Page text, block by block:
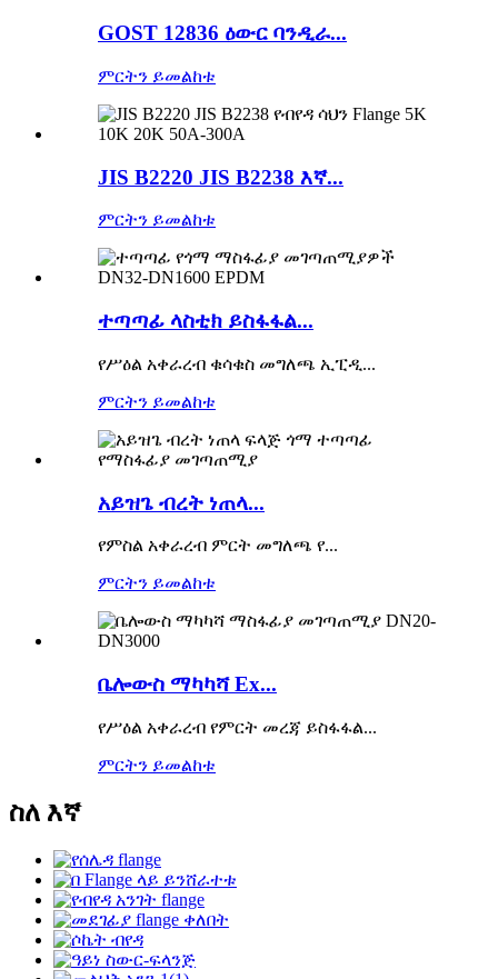
GOST 12836 ዕውር ባንዲራ...
ምርትን ይመልከቱ
JIS B2220 JIS B2238 እኛ...
ምርትን ይመልከቱ
ተጣጣፊ ላስቲክ ይስፋፋል...
የሥዕል አቀራረብ ቁሳቁስ መግለጫ ኢፒዲ...
ምርትን ይመልከቱ
አይዝጌ ብረት ነጠላ...
የምስል አቀራረብ ምርት መግለጫ የ...
ምርትን ይመልከቱ
ቤሎውስ ማካካሻ Ex...
የሥዕል አቀራረብ የምርት መረጃ ይስፋፋል...
ምርትን ይመልከቱ
ስለ እኛ